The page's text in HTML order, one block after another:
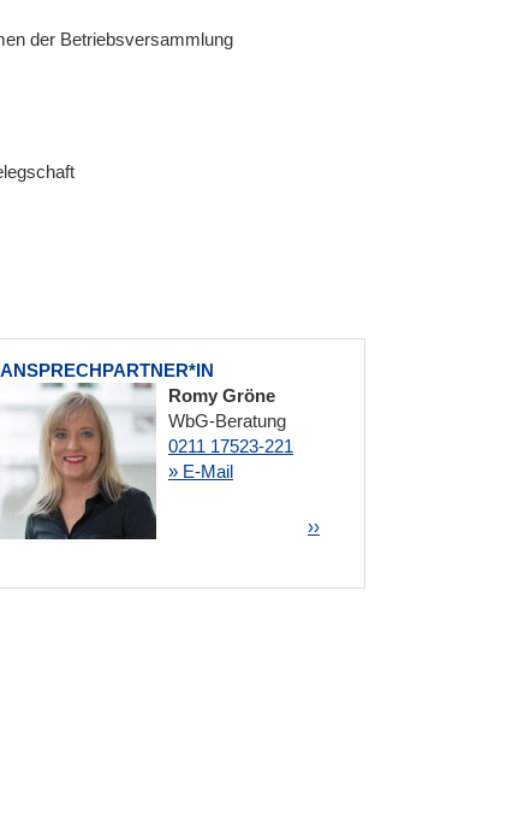
der Betriebsversammlung
ANSPRECHPARTNER*IN
Romy Gröne
WbG-Beratung
0211 17523-221
» E-Mail
SeitennummerierungNächste Seite
››